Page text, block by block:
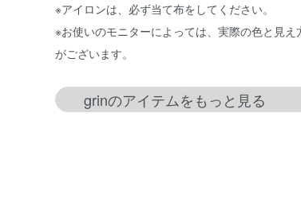
※アイロンは、必ず当て布をしてください。
※お使いのモニターによっては、実際の色と見え
がございます。
grinのアイテムをもっと見る